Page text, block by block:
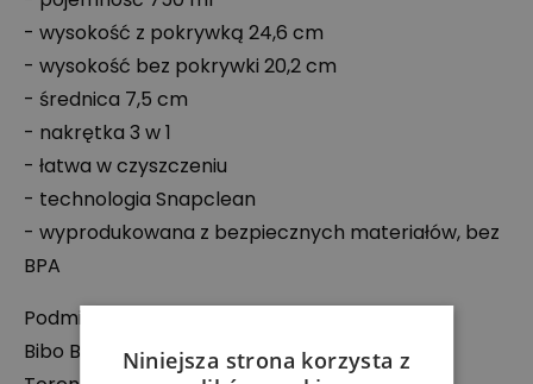
- wysokość z pokrywką 24,6 cm
- wysokość bez pokrywki 20,2 cm
- średnica 7,5 cm
- nakrętka 3 w 1
- łatwa w czyszczeniu
- technologia Snapclean
- wyprodukowana z bezpiecznych materiałów, bez
BPA
Podmiot odpowiedzialny:
Bibo Brands BVNiniejsza strona korzysta z